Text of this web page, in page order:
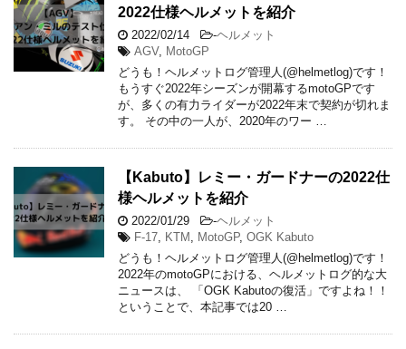
2022仕様ヘルメットを紹介
2022/02/14 -ヘルメット
AGV, MotoGP
どうも！ヘルメットログ管理人(@helmetlog)です！
もうすぐ2022年シーズンが開幕するmotoGPです
が、多くの有力ライダーが2022年末で契約が切れま
す。 その中の一人が、2020年のワー …
【Kabuto】レミー・ガードナーの2022仕
様ヘルメットを紹介
2022/01/29 -ヘルメット
F-17
KTM MotoGP, OGK Kabuto
どうも！ヘルメットログ管理人(@helmetlog)です！
2022年のmotoGPにおける、ヘルメットログ的な大
ニュースは、 「OGK Kabutoの復活」ですよね！！
ということで、本記事では20 …